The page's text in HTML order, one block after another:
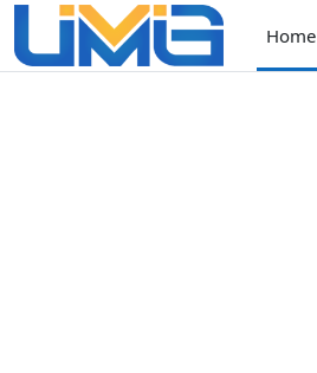
Skip to main content
Home